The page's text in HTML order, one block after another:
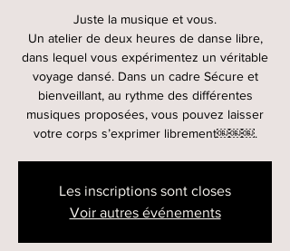
Juste la musique et vous.
Un atelier de deux heures de danse libre,
dans lequel vous expérimentez un véritable
voyage dansé. Dans un cadre Sécure et
bienveillant, au rythme des différentes
musiques proposées, vous pouvez laisser
votre corps s’exprimer librement￼￼￼.
Les inscriptions sont closes
Voir autres événements